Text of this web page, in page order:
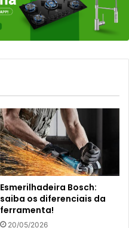
Esmerilhadeira Bosch:
saiba os diferenciais da
ferramenta!
20/05/2026